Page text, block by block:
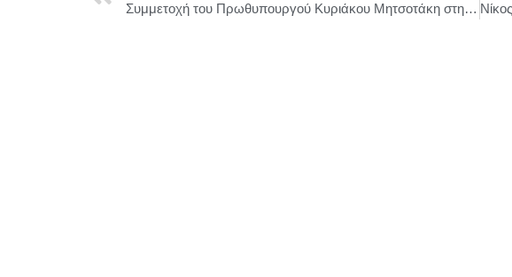
Συμμετοχή του Πρωθυπουργού Κυριάκου Μητσοτάκη στην παρουσίαση της Εθνικής Στρατηγικής για τη Βία και την Παραβατικότητα Ανηλίκων